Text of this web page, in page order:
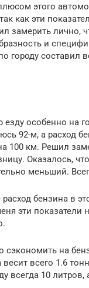
этого
как эти
замерить лично,
и
городу составил
особенно на
92-м, а расход
100 км. Решил
Оказалось,
меньший.
бензина в
эти показатели
сэкономить на
всего 1.6
всегда 10 литров,